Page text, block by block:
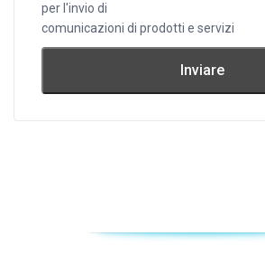
per l'invio di
comunicazioni di prodotti e servizi